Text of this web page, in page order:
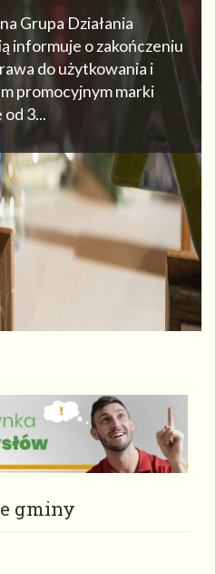
gminy